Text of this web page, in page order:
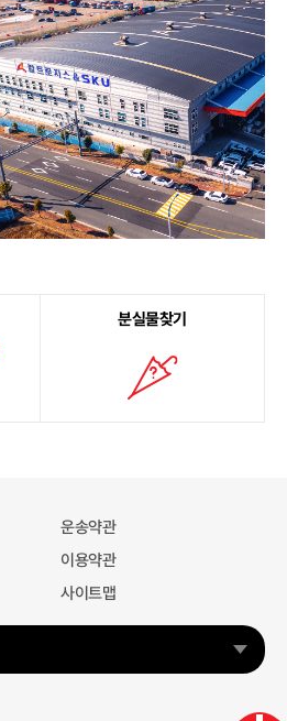
분실물찾기
운송약관
이용약관
사이트맵